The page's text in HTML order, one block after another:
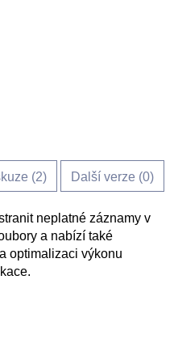
(2) Další verze (0)
neplatné záznamy v
a nabízí také
optimalizaci výkonu